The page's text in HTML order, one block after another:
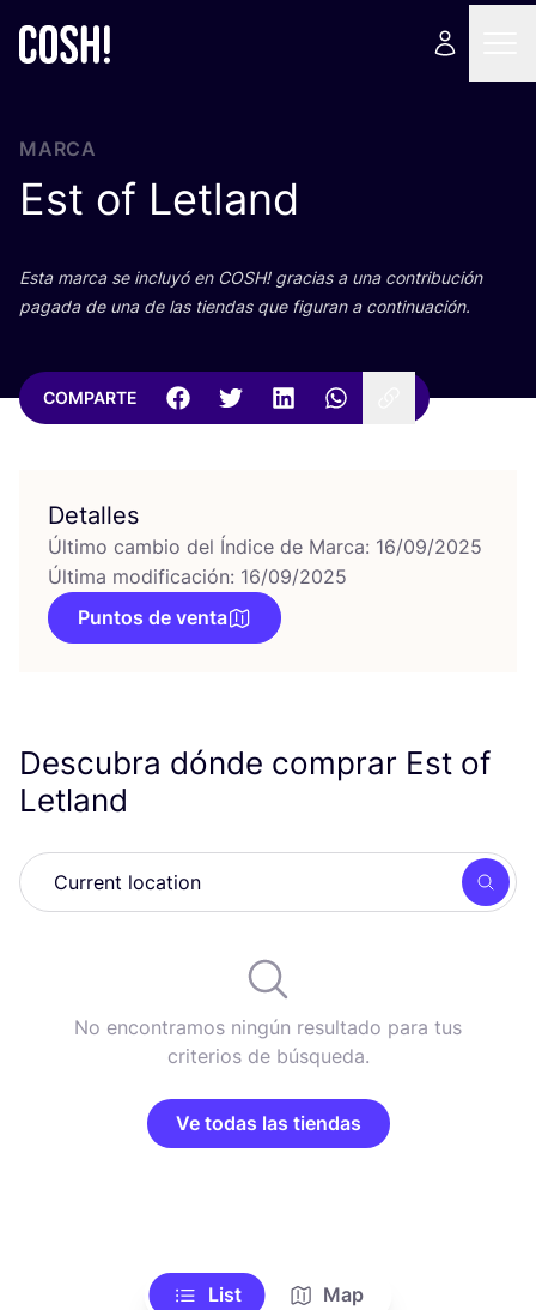
MARCA
Est of Letland
Esta mar­ca se inclu­yó en COSH! gra­cias a una con­tri­bu­ción
paga­da de una de las tien­das que figu­ran a continuación.
COMPARTE
Detalles
Último cambio del Índice de Marca: 16/09/2025
Última modificación: 16/09/2025
Puntos de venta
Descubra dónde comprar Est of
Letland
No encontramos ningún resultado para tus
criterios de búsqueda.
Ve todas las tiendas
List Map